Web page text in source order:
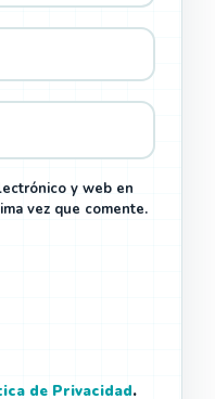
y web en
vez que comente.
de Privacidad.